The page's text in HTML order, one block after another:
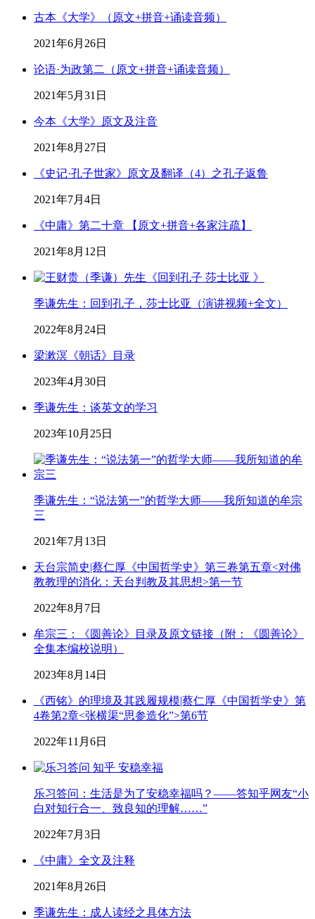
古本《大学》（原文+拼音+诵读音频）
2021年6月26日
论语·为政第二（原文+拼音+诵读音频）
2021年5月31日
今本《大学》原文及注音
2021年8月27日
《史记·孔子世家》原文及翻译（4）之孔子返鲁
2021年7月4日
《中庸》第二十章 【原文+拼音+各家注疏】
2021年8月12日
季谦先生：回到孔子，莎士比亚（演讲视频+全文）
2022年8月24日
梁漱溟《朝话》目录
2023年4月30日
季谦先生：谈英文的学习
2023年10月25日
季谦先生：“说法第一”的哲学大师——我所知道的牟宗
三
2021年7月13日
天台宗简史|蔡仁厚《中国哲学史》第三卷第五章<对佛
教教理的消化：天台判教及其思想>第一节
2022年8月7日
牟宗三：《圆善论》目录及原文链接（附：《圆善论》
全集本编校说明）
2023年8月14日
《西铭》的理境及其践履规模|蔡仁厚《中国哲学史》第
4卷第2章<张横渠“思参造化”>第6节
2022年11月6日
乐习答问：生活是为了安稳幸福吗？——答知乎网友“小
白对知行合一、致良知的理解……”
2022年7月3日
《中庸》全文及注释
2021年8月26日
季谦先生：成人读经之具体方法